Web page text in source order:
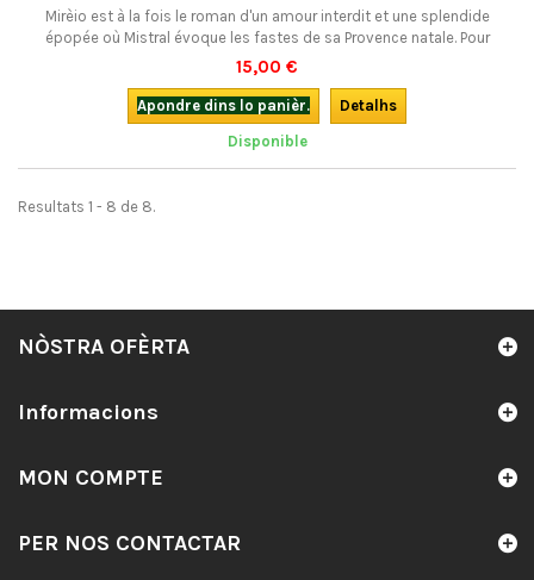
Mirèio est à la fois le roman d'un amour interdit et une splendide
épopée où Mistral évoque les fastes de sa Provence natale. Pour
(re)découvrir ce chef d'oeuvre, voici une édition trilingue : en occitan
provençal avec la traduction française de l'auteur, mais aussi avec une
traduction en francoprovençal (dauphinois).
15,00 €
Apondre dins lo panièr.
Detalhs
Disponible
Resultats 1 - 8 de 8.
NÒSTRA OFÈRTA
Informacions
MON COMPTE
PER NOS CONTACTAR